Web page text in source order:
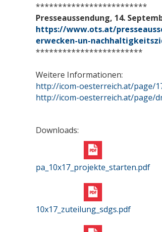
*************************
Presseaussendung, 14.
https://www.ots.at/
erwecken-un-
************************
Weitere Informationen:
http://icom-oesterreich.at/page/
http://icom-oesterreich.at/page/
Downloads:
pa_10x17_projekte_starten.pdf
10x17_zuteilung_sdgs.pdf